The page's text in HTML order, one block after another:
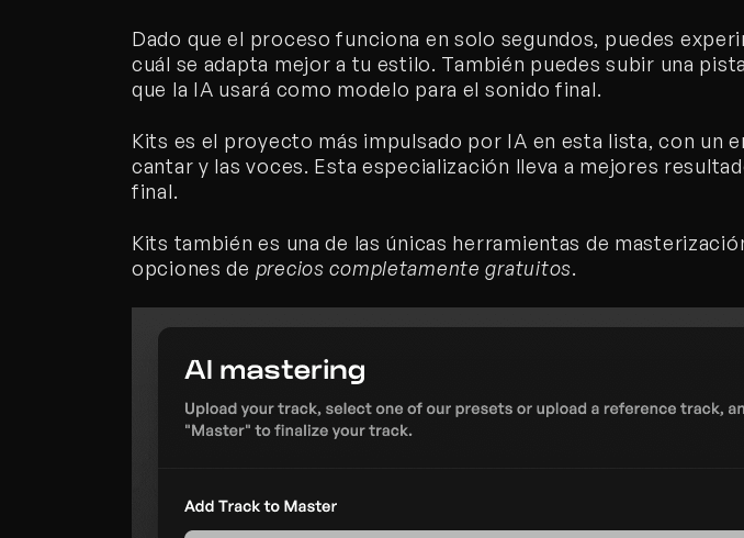
Dado que el proceso funciona en solo segundos, puedes
cuál se adapta mejor a tu estilo. También puedes subir una
que la IA usará como modelo para el sonido final.
Kits es el proyecto más impulsado por IA en esta lista, con un
cantar y las voces. Esta especialización lleva a mejores
final.
Kits también es una de las únicas herramientas de
opciones de precios completamente gratuitos.